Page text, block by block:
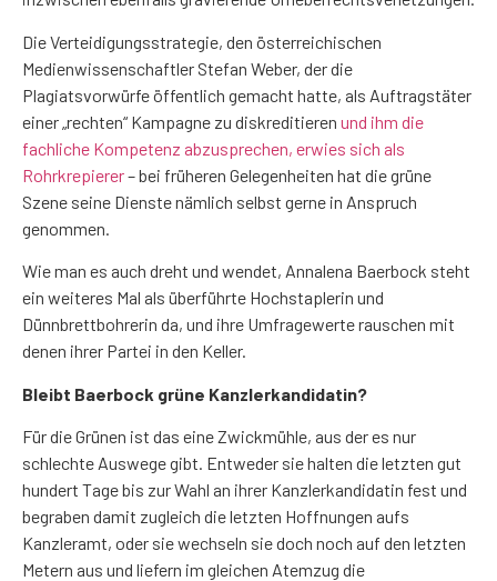
Die Verteidigungsstrategie, den österreichischen
Medienwissenschaftler Stefan Weber, der die
Plagiatsvorwürfe öffentlich gemacht hatte, als Auftragstäter
einer „rechten“ Kampagne zu diskreditieren und ihm die
fachliche Kompetenz abzusprechen, erwies sich als
Rohrkrepierer– bei früheren Gelegenheiten hat die grüne
Szene seine Dienste nämlich selbst gerne in Anspruch
genommen.
Wie man es auch dreht und wendet, Annalena Baerbock steht
ein weiteres Mal als überführte Hochstaplerin und
Dünnbrettbohrerin da, und ihre Umfragewerte rauschen mit
denen ihrer Partei in den Keller.
Bleibt Baerbock grüne Kanzlerkandidatin?
Für die Grünen ist das eine Zwickmühle, aus der es nur
schlechte Auswege gibt. Entweder sie halten die letzten gut
hundert Tage bis zur Wahl an ihrer Kanzlerkandidatin fest und
begraben damit zugleich die letzten Hoffnungen aufs
Kanzleramt, oder sie wechseln sie doch noch auf den letzten
Metern aus und liefern im gleichen Atemzug die